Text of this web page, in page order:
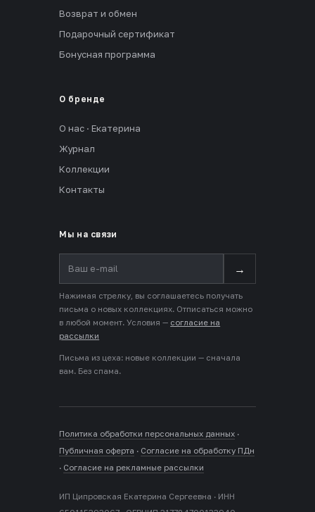
Возврат и обмен
Подарочный сертификат
Бонусная программа
О бренде
О нас · Екатерина
Журнал
Коллекции
Контакты
Мы на связи
→
Нажимая стрелку, вы соглашаетесь получать
письма о новых коллекциях. Отписаться можно
в любой момент. Условия — согласие на
рассылки
Письма из цеха: новые коллекции — сначала
вам. Без спама.
Политика обработки персональных данных ·
Публичная оферта · Согласие на обработку ПДн
· Согласие на рекламные рассылки
ИП Ципровская Екатерина Сергеевна · ИНН